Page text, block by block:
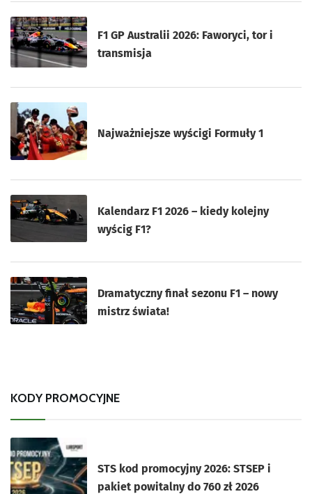
F1 GP Australii 2026: Faworyci, tor i
transmisja
Najważniejsze wyścigi Formuły 1
Kalendarz F1 2026 – kiedy kolejny
wyścig F1?
Dramatyczny finał sezonu F1 – nowy
mistrz świata!
KODY PROMOCYJNE
STS kod promocyjny 2026: STSEP i
pakiet powitalny do 760 zł 2026